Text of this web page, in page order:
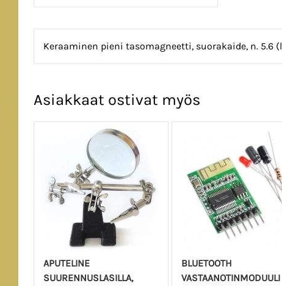
Keraaminen pieni tasomagneetti, suorakaide, n.
Asiakkaat ostivat myös
APUTELINE
SUURENNUSLASILLA,
BLUETOOTH
VASTAANOTINMODUULI